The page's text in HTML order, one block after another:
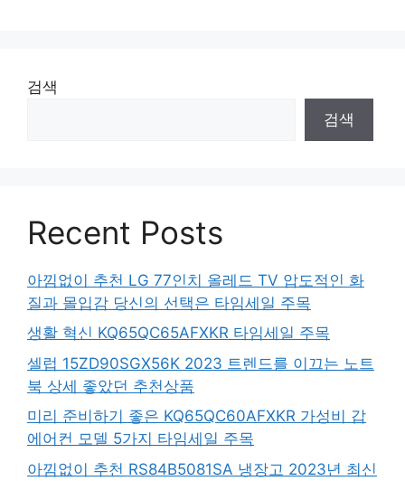
검색
검색
Recent Posts
아낌없이 추천 LG 77인치 올레드 TV 압도적인 화
질과 몰입감 당신의 선택은 타임세일 주목
생활 혁신 KQ65QC65AFXKR 타임세일 주목
셀럽 15ZD90SGX56K 2023 트렌드를 이끄는 노트
북 상세 좋았던 추천상품
미리 준비하기 좋은 KQ65QC60AFXKR 가성비 갑
에어컨 모델 5가지 타임세일 주목
아낌없이 추천 RS84B5081SA 냉장고 2023년 최신